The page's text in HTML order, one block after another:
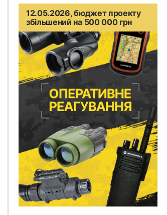
12.05.2026, бюджет проекту
збільшений на 500 000 грн